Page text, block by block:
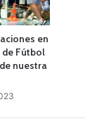
en
de Fútbol
nuestra